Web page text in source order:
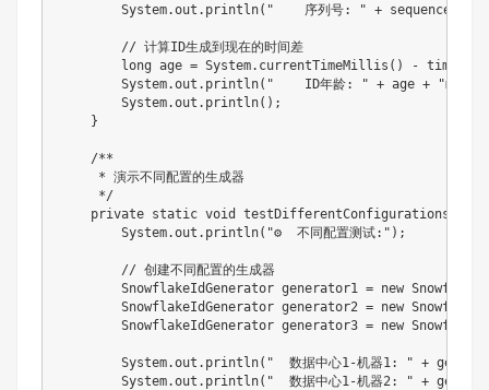
        System.out.println("    序列号: " + sequence);
        // 计算ID生成到现在的时间差
long age = System.currentTimeMillis() -
        System.out.println("    ID年龄: " + age + "ms");
        System.out.println();
    }
    /**
     * 演示不同配置的生成器
     */
    private static void testDifferentConfigurations() {
        System.out.println("⚙️  不同配置测试:");
        // 创建不同配置的生成器
SnowflakeIdGenerator generator1 = new
SnowflakeIdGenerator generator2 = new
SnowflakeIdGenerator generator3 = new
System.out.println("  数据中心1-机器1: " +
System.out.println("  数据中心1-机器2: " +